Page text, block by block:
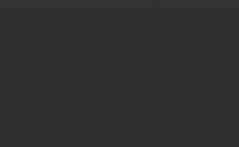
λίγος περισσότερος χρόνος για να